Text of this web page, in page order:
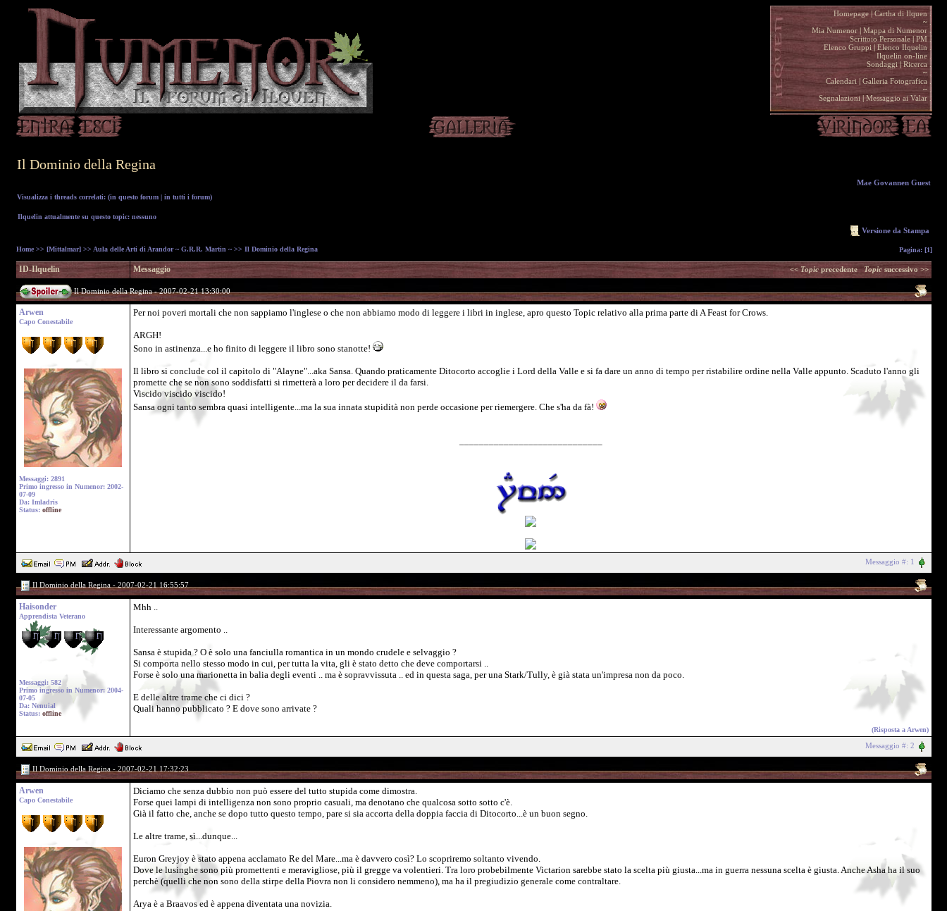
Homepage| Cartha di Ilquen .
~.
Mia Numenor | Mappa di Numenor .
Scrittoio Personale| PM .
Elenco Gruppi | Elenco Ilquelin .
Ilquelin on-line .
Sondaggi | Ricerca .
~.
Calendari | Galleria Fotografica .
~.
Segnalazioni| Messaggio ai Valar .
Il Dominio della Regina
Visualizza i threads correlati: (in questo forum| in tutti i forum)
Mae Govannen Guest
Ilquelin attualmente su questo topic: nessuno
Versione da Stampa
Home>> [Mittalmar]>> Aula delle Arti di Arandor ~ G.R.R. Martin ~>> Il Dominio della Regina Pagina: [1]
ID-Ilquelin Messaggio << Topicprecedente Topicsuccessivo >>
Il Dominio della Regina - 2007-02-21 13:30:00
Arwen
Capo Conestabile
Messaggi: 2891
Primo ingresso in Numenor: 2002-
07-09
Da: Imladris
Status: offline
Per noi poveri mortali che non sappiamo l'inglese o che non abbiamo modo di leggere i libri in inglese, apro questo Topic relativo alla prima parte di A Feast for Crows.
ARGH!
Sono in astinenza...e ho finito di leggere il libro sono stanotte!
Il libro si conclude col il capitolo di "Alayne"...aka Sansa. Quando praticamente Ditocorto accoglie i Lord della Valle e si fa dare un anno di tempo per ristabilire ordine nella Valle appunto. Scaduto l'anno gli
promette che se non sono soddisfatti si rimetterà a loro per decidere il da farsi.
Viscido viscido viscido!
Sansa ogni tanto sembra quasi intelligente...ma la sua innata stupidità non perde occasione per riemergere. Che s'ha da fà!
Messaggio #: 1
Il Dominio della Regina - 2007-02-21 16:55:57
Haisonder
Apprendista Veterano
Messaggi: 582
Primo ingresso in Numenor: 2004-
07-05
Da: Nenuial
Status: offline
Mhh ..
Interessante argomento ..
Sansa è stupida ? O è solo una fanciulla romantica in un mondo crudele e selvaggio ?
Si comporta nello stesso modo in cui, per tutta la vita, gli è stato detto che deve comportarsi ..
Forse è solo una marionetta in balia degli eventi .. ma è sopravvissuta .. ed in questa saga, per una Stark/Tully, è già stata un'impresa non da poco.
E delle altre trame che ci dici ?
Quali hanno pubblicato ? E dove sono arrivate ?
(Risposta a Arwen)
Messaggio #: 2
Il Dominio della Regina - 2007-02-21 17:32:23
Arwen
Capo Conestabile
Diciamo che senza dubbio non può essere del tutto stupida come dimostra.
Forse quei lampi di intelligenza non sono proprio casuali, ma denotano che qualcosa sotto sotto c'è.
Già il fatto che, anche se dopo tutto questo tempo, pare si sia accorta della doppia faccia di Ditocorto...è un buon segno.
Le altre trame, sì...dunque...
Euron Greyjoy è stato appena acclamato Re del Mare...ma è davvero così? Lo scopriremo soltanto vivendo.
Dove le lusinghe sono più promettenti e meravigliose, più il gregge va volentieri. Tra loro probebilmente Victarion sarebbe stato la scelta più giusta...ma in guerra nessuna scelta è giusta. Anche Asha ha il suo
perchè (quelli che non sono della stirpe della Piovra non li considero nemmeno), ma ha il pregiudizio generale come contraltare.
Arya è a Braavos ed è appena diventata una novizia.